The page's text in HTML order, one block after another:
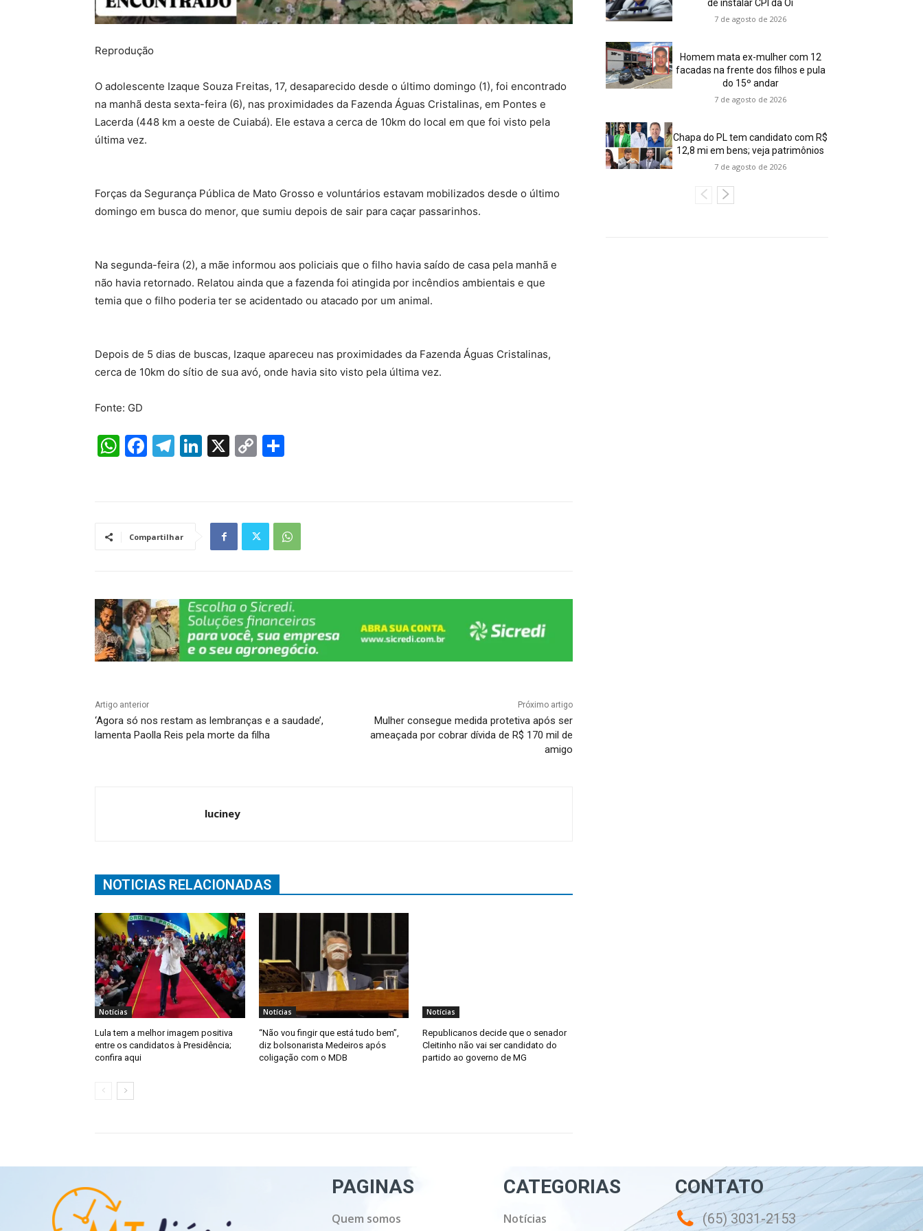
Reprodução
O adolescente Izaque Souza Freitas, 17, desaparecido desde o último domingo (1), foi encontrado
na manhã desta sexta-feira (6), nas proximidades da Fazenda Águas Cristalinas, em Pontes e
Lacerda (448 km a oeste de Cuiabá). Ele estava a cerca de 10km do local em que foi visto pela
última vez.
Forças da Segurança Pública de Mato Grosso e voluntários estavam mobilizados desde o último
domingo em busca do menor, que sumiu depois de sair para caçar passarinhos.
Na segunda-feira (2), a mãe informou aos policiais que o filho havia saído de casa pela manhã e
não havia retornado. Relatou ainda que a fazenda foi atingida por incêndios ambientais e que
temia que o filho poderia ter se acidentado ou atacado por um animal.
Depois de 5 dias de buscas, Izaque apareceu nas proximidades da Fazenda Águas Cristalinas,
cerca de 10km do sítio de sua avó, onde havia sito visto pela última vez.
Fonte: GD
W
A
F
b
k
T
a
Li
n
X
C
Li
n
Compartilhar
Artigo anterior
‘Agora só nos restam as lembranças e a saudade’,
lamenta Paolla Reis pela morte da filha
Próximo artigo
Mulher consegue medida protetiva após ser
ameaçada por cobrar dívida de R$ 170 mil de
amigo
luciney
NOTICIAS RELACIONADAS
Notícias
Lula tem a melhor imagem positiva
entre os candidatos à Presidência;
confira aqui
Notícias
“Não vou fingir que está tudo bem”,
diz bolsonarista Medeiros após
coligação com o MDB
Notícias
Republicanos decide que o senador
Cleitinho não vai ser candidato do
partido ao governo de MG
de instalar CPI da Oi
7 de agosto de 2026
Homem mata ex-mulher com 12
facadas na frente dos filhos e pula
do 15º andar
7 de agosto de 2026
Chapa do PL tem candidato com R$
12,8 mi em bens; veja patrimônios
7 de agosto de 2026
PAGINAS
Quem somos
CATEGORIAS
Notícias
CONTATO
(65) 3031-2153